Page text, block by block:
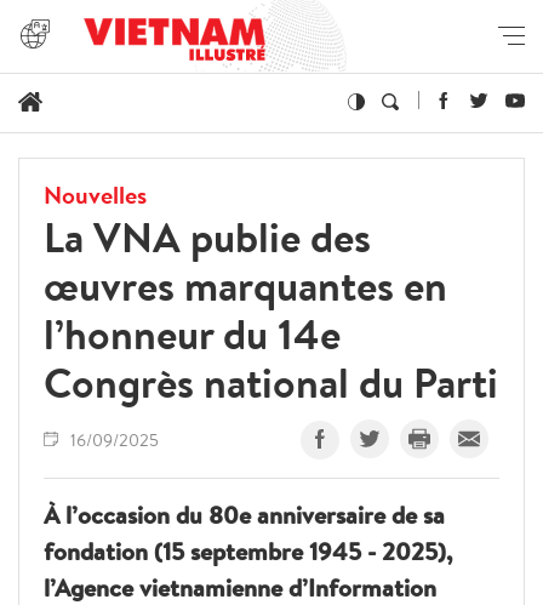
Nouvelles
La VNA publie des
œuvres marquantes en
l’honneur du 14e
Congrès national du Parti
16/09/2025
À l’occasion du 80e anniversaire de sa
fondation (15 septembre 1945 - 2025),
l’Agence vietnamienne d’Information